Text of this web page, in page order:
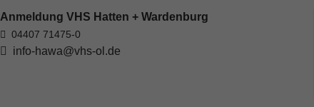
Anmeldung VHS Hatten + Wardenburg
04407 71475-0
info-hawa@vhs-ol.de